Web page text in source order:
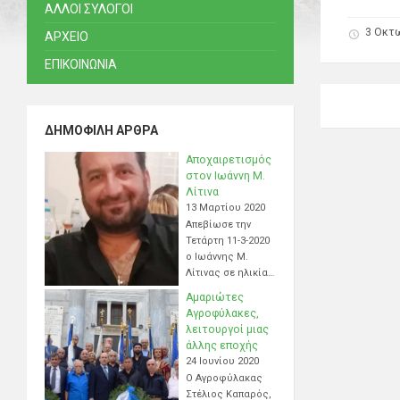
3
ΑΛΛΟΙ ΣΥΛΟΓΟΙ
ΑΡΧΕΙΟ
ΕΠΙΚΟΙΝΩΝΙΑ
ΔΗΜΟΦΙΛΉ ΆΡΘΡΑ
Αποχαιρετισμός
στον Ιωάννη Μ.
Λίτινα
13 Μαρτίου 2020
Απεβίωσε την
Τετάρτη 11-3-2020
ο Ιωάννης Μ.
Λίτινας σε ηλικία…
Αμαριώτες
Αγροφύλακες,
λειτουργοί μιας
άλλης εποχής
24 Ιουνίου 2020
Ο Αγροφύλακας
Στέλιος Καπαρός,